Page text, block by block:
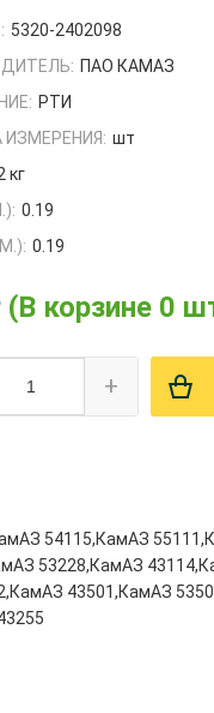
5320-2402098
ПАО КАМАЗ
РТИ
ИЗМЕРЕНИЯ: шт
кг
0.19
0.19
(В корзине 0
+
54115,КамАЗ
53228,КамАЗ
43501,КамАЗ